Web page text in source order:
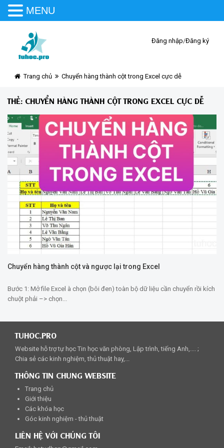
Đăng nhập/Đăng ký
Trang chủ Chuyển hàng thành cột trong Excel cực dễ
THẺ: CHUYỂN HÀNG THÀNH CỘT TRONG EXCEL CỰC DỄ
Chuyển hàng thành cột và ngược lại trong Excel
Bước 1: Mở file Excel à chọn (bôi đen) toàn bộ dữ liệu cần chuyển rồi kích
chuột phải –> chọn...
TUHOC.PRO
Website hỗ trợ tự học Tin học văn phòng, Lập trình, tiếng Anh,.... ;
Chia sẻ các kinh nghiệm, thủ thuật hay,...
THÔNG TIN CHUNG WEBSITE
Trang chủ
Giới thiệu
Các khóa học
Góc kinh nghiệm - thủ thuật
LIÊN HỆ VỚI CHÚNG TÔI
MENU